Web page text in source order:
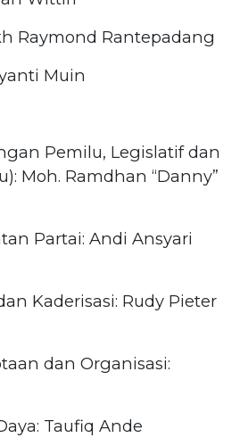
Raymond Rantepadang
Muin
Pemilu, Legislatif dan
Moh. Ramdhan “Danny”
Partai: Andi Ansyari
Kaderisasi: Rudy Pieter
dan Organisasi:
Taufiq Ande